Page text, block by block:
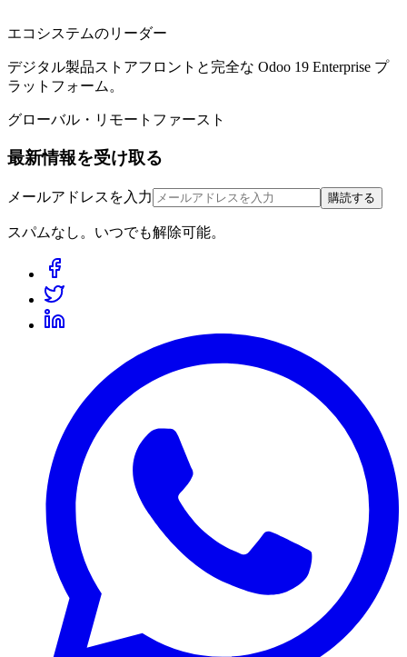
エコシステムのリーダー
デジタル製品ストアフロントと完全な Odoo 19 Enterprise プ
ラットフォーム。
グローバル・リモートファースト
最新情報を受け取る
メールアドレスを入力 購読する
スパムなし。いつでも解除可能。